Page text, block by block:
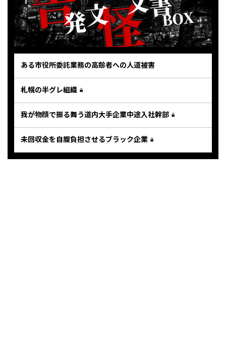
ある市役所委託業務の高齢者への人道被害
札幌の半グレ組織
我が物顔で振る舞う道内大手企業中途入社幹部
未回収金を自腹負担させるブラック企業